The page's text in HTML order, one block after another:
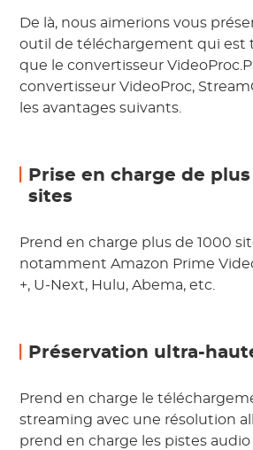
De là, nous aimerions vous
outil de téléchargement qui est
que le convertisseur
convertisseur VideoProc,
les avantages suivants.
Prise en charge de plus
sites
Prend en charge plus de 1000
notamment Amazon Prime
+, U-Next, Hulu, Abema, etc.
Préservation ultra-
Prend en charge le
streaming avec une résolution
prend en charge les pistes audio